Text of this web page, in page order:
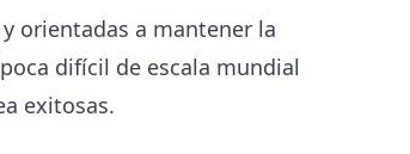
orientadas a mantener la
difícil de escala mundial
exitosas.